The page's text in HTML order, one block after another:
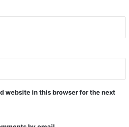
website in this browser for the next